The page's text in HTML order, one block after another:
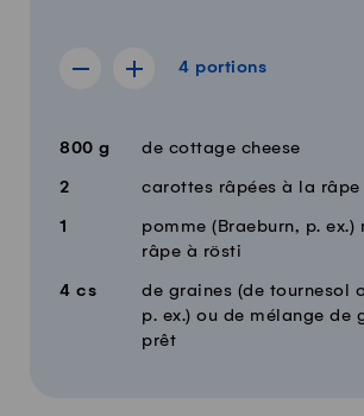
4 portions
Afficher la recette de 3 portions
Afficher la recette de 5
4 portions
Quantité Ingrédients
800 g de cottage cheese
2 carottes râpées à la râpe
1
pomme (Braeburn, p. ex.)
râpe à rösti
4 cs
de graines (de tournesol
p. ex.) ou de mélange de
prêt